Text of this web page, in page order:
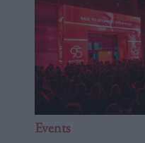
Events